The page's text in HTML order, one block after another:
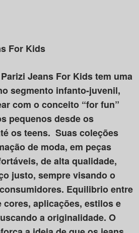
For Kids
Jeans For Kids tem uma
segmento infanto-juvenil,
com o conceito “for fun”
pequenos desde os
os teens. Suas coleções
de moda, em peças
de alta qualidade,
justo, sempre visando o
Equilibrio entre
cores, aplicações, estilos e
a originalidade. O